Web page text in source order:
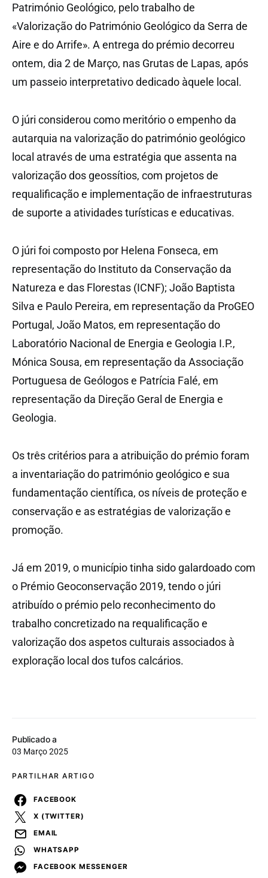
Publicado a
03 Março 2025
PARTILHAR ARTIGO
FACEBOOK
X (TWITTER)
EMAIL
WHATSAPP
FACEBOOK MESSENGER
Património Geológico, pelo trabalho de
«Valorização do Património Geológico da Serra de
Aire e do Arrife». A entrega do prémio decorreu
ontem, dia 2 de Março, nas Grutas de Lapas, após
um passeio interpretativo dedicado àquele local.
O júri considerou como meritório o empenho da
autarquia na valorização do património geológico
local através de uma estratégia que assenta na
valorização dos geossítios, com projetos de
requalificação e implementação de infraestruturas
de suporte a atividades turísticas e educativas.
O júri foi composto por Helena Fonseca, em
representação do Instituto da Conservação da
Natureza e das Florestas (ICNF); João Baptista
Silva e Paulo Pereira, em representação da ProGEO
Portugal, João Matos, em representação do
Laboratório Nacional de Energia e Geologia I.P.,
Mónica Sousa, em representação da Associação
Portuguesa de Geólogos e Patrícia Falé, em
representação da Direção Geral de Energia e
Geologia.
Os três critérios para a atribuição do prémio foram
a inventariação do património geológico e sua
fundamentação científica, os níveis de proteção e
conservação e as estratégias de valorização e
promoção.
Já em 2019, o município tinha sido galardoado com
o Prémio Geoconservação 2019, tendo o júri
atribuído o prémio pelo reconhecimento do
trabalho concretizado na requalificação e
valorização dos aspetos culturais associados à
exploração local dos tufos calcários.